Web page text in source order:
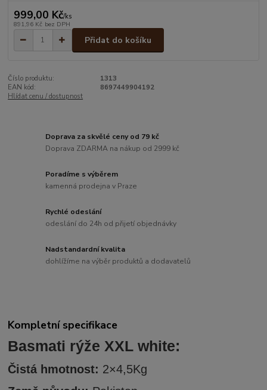
999,00 Kč/ks
891,96 Kč bez DPH
Přidat do košíku
Číslo produktu:
1313
EAN kód:
8697449904192
Hlídat cenu / dostupnost
Doprava za skvělé ceny od 79 kč
Doprava ZDARMA na nákup od 2999 kč
Poradíme s výběrem
kamenná prodejna v Praze
Rychlé odeslání
odeslání do 24h od přijetí objednávky
Nadstandardní kvalita
dohlížíme na výběr produktů a dodavatelů
Kompletní specifikace
Basmati rýže XXL white:
Čistá hmotnost: 2×4,5Kg